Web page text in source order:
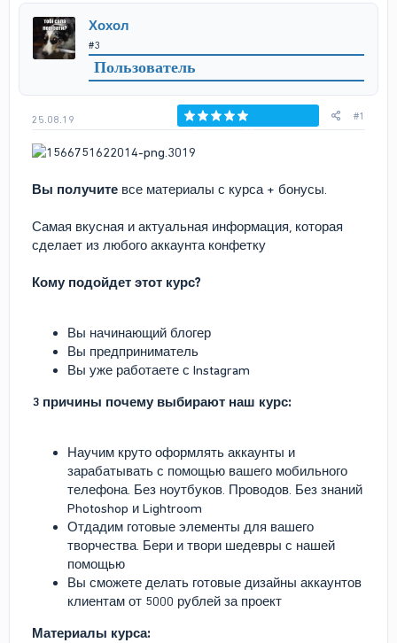
р
т
е
а
л
а
Хохол
#3
Пользователь
25.08.19
Голосов: 0
#1
Вы получите все материалы с курса + бонусы.
Самая вкусная и актуальная информация, которая
сделает из любого аккаунта конфетку
Кому подойдет этот курс?
Вы начинающий блогер
Вы предприниматель
Вы уже работаете с Instagram
3 причины почему выбирают наш курс:
Научим круто оформлять аккаунты и
зарабатывать с помощью вашего мобильного
телефона. Без ноутбуков. Проводов. Без знаний
Photoshop и Lightroom
Отдадим готовые элементы для вашего
творчества. Бери и твори шедевры с нашей
помощью
Вы сможете делать готовые дизайны аккаунтов
клиентам от 5000 рублей за проект
Материалы курса: